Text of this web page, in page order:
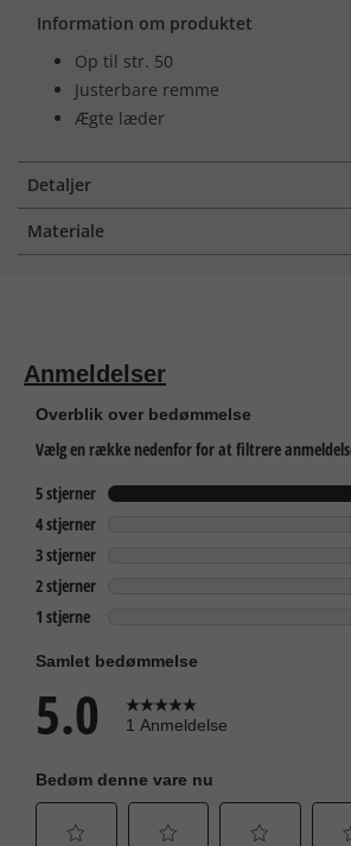
Information om produktet
Op til str. 50
Justerbare remme
Ægte læder
Detaljer
Materiale